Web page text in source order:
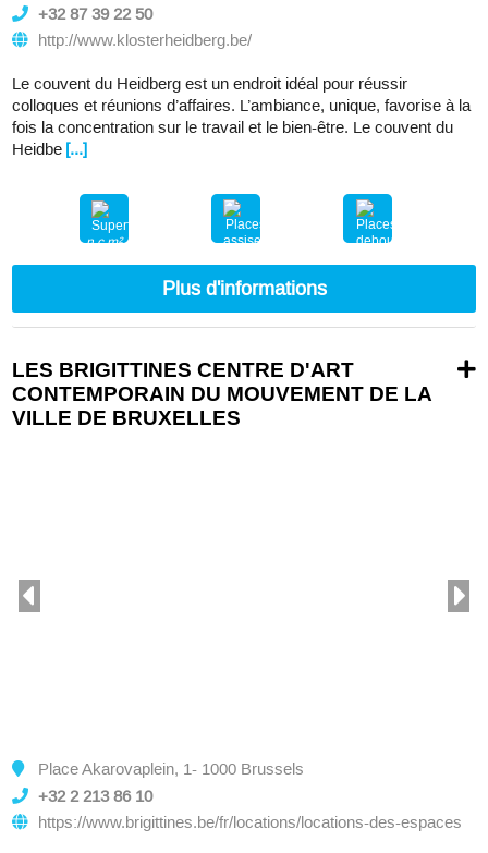
+32 87 39 22 50
http://www.klosterheidberg.be/
Le couvent du Heidberg est un endroit idéal pour réussir
colloques et réunions d’affaires. L’ambiance, unique, favorise à la
fois la concentration sur le travail et le bien-être. Le couvent du
Heidbe [...]
n.c.m²
Plus d'informations
LES BRIGITTINES CENTRE D'ART
CONTEMPORAIN DU MOUVEMENT DE LA
VILLE DE BRUXELLES
Place Akarovaplein, 1- 1000 Brussels
+32 2 213 86 10
https://www.brigittines.be/fr/locations/locations-des-espaces